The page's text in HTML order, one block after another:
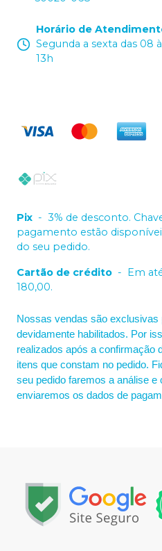
Horário de
Segunda a sexta das 08
13h
Pix - 3% de desconto.
pagamento estão
do seu pedido.
Cartão de crédito - Em
180,00.
Nossas vendas são
devidamente habilitados. Por
realizados após a confirmação
itens que constam no pedido.
seu pedido faremos a análise e
enviaremos os dados de